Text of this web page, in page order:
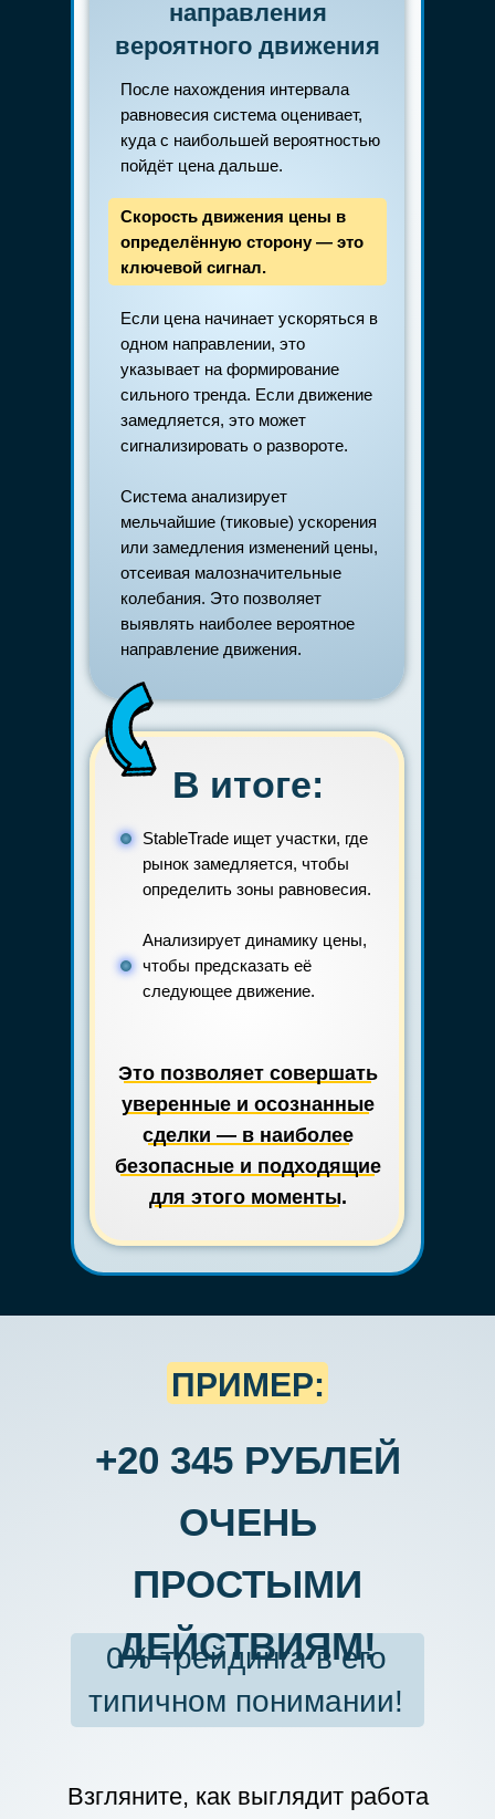
После нахождения интервала
равновесия система оценивает,
куда с наибольшей вероятностью
пойдёт цена дальше.
Скорость движения цены в
определённую сторону — это
ключевой сигнал.
Если цена начинает ускоряться в
одном направлении, это
указывает на формирование
сильного тренда. Если движение
замедляется, это может
сигнализировать о развороте.
Система анализирует
мельчайшие (тиковые) ускорения
или замедления изменений цены,
отсеивая малозначительные
колебания. Это позволяет
выявлять наиболее вероятное
направление движения.
направления
вероятного движения
В итоге:
StableTrade ищет участки, где
рынок замедляется, чтобы
определить зоны равновесия.
Анализирует динамику цены,
чтобы предсказать её
следующее движение.
Это позволяет совершать
уверенные и осознанные
сделки — в наиболее
безопасные и подходящие
для этого моменты.
0% трейдинга в его
типичном понимании!
ПРИМЕР:
+20 345 РУБЛЕЙ
ОЧЕНЬ
ПРОСТЫМИ
ДЕЙСТВИЯМ!
Взгляните, как выглядит работа